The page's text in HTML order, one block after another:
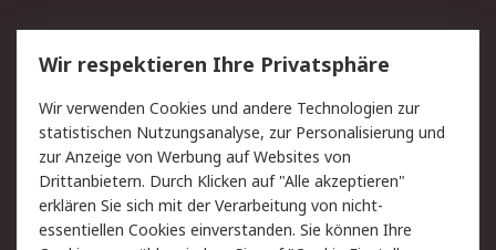
Service
Value Added Services
Lieferlösungen
Rücksendungen
Kontakt
Hilfe
Privatkunden
Rechtliches
AGB Datenschutz
Wir respektieren Ihre Privatsphäre
Wir verwenden Cookies und andere Technologien zur
statistischen Nutzungsanalyse, zur Personalisierung und
zur Anzeige von Werbung auf Websites von
Drittanbietern. Durch Klicken auf "Alle akzeptieren"
erklären Sie sich mit der Verarbeitung von nicht-
essentiellen Cookies einverstanden. Sie können Ihre